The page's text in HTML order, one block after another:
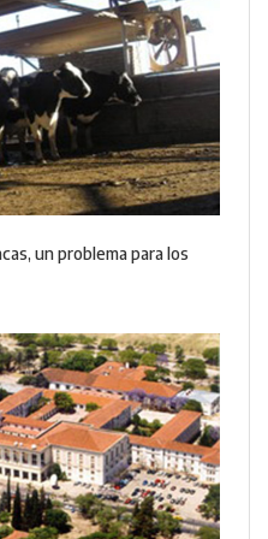
un problema para los